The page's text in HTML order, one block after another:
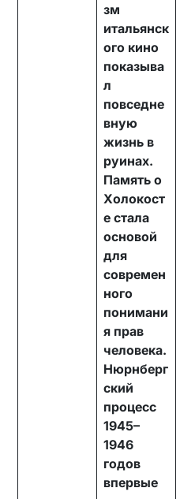
зм
итальянск
ого кино
показыва
л
повседне
вную
жизнь в
руинах.
Память о
Холокост
е стала
основой
для
современ
ного
понимани
я прав
человека.
Нюрнберг
ский
процесс
1945–
1946
годов
впервые